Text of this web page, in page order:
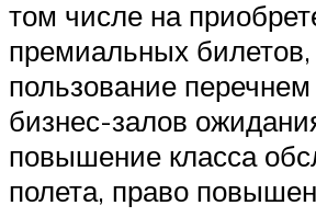
том числе на
премиальных билетов,
пользование перечнем
бизнес-залов
повышение класса
полета, право